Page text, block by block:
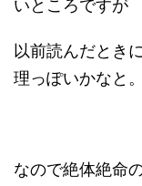
いところですが
以前読んだとき
理っぽいかなと。
なので絶体絶命